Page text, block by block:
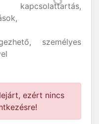
személyes
ezért nincs